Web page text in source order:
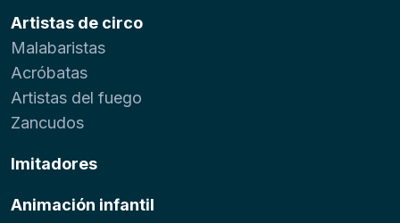
Artistas de circo
Malabaristas
Acróbatas
Artistas del fuego
Zancudos
Imitadores
Animación infantil